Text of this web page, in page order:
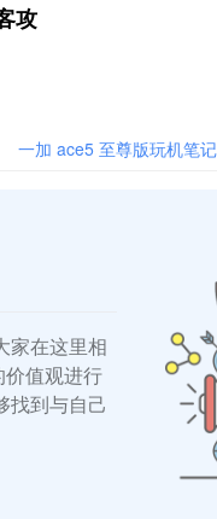
攻
一加 ace5 至尊版玩机笔记
家在这里相
价值观进行
找到与自己